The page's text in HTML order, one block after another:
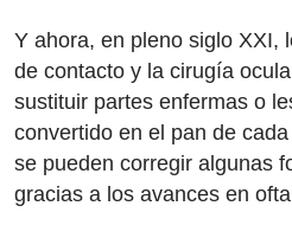
Y ahora, en pleno siglo XXI,
de contacto y la cirugía
sustituir partes enfermas o
convertido en el pan de
se pueden corregir algunas
gracias a los avances en